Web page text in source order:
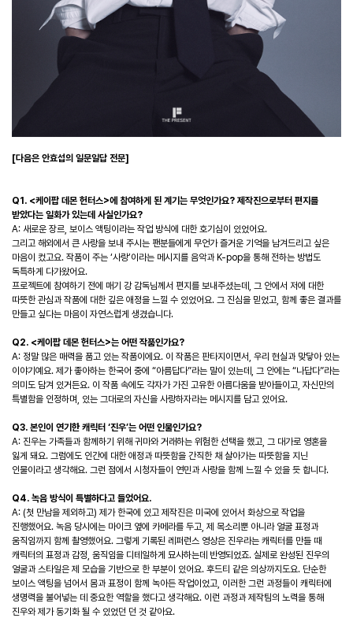
[다음은 안효섭의 일문일답 전문]
Q1. <케이팝 데몬 헌터스>에 참여하게 된 계기는 무엇인가요? 제작진으로부터 편지를
받았다는 일화가 있는데 사실인가요?
A: 새로운 장르, 보이스 액팅이라는 작업 방식에 대한 호기심이 있었어요.
그리고 해외에서 큰 사랑을 보내 주시는 팬분들에게 무언가 즐거운 기억을 남겨드리고 싶은
마음이 컸고요. 작품이 주는 ‘사랑’이라는 메시지를 음악과 K-pop을 통해 전하는 방법도
독특하게 다가왔어요.
프로젝트에 참여하기 전에 매기 강 감독님께서 편지를 보내주셨는데, 그 안에서 저에 대한
따뜻한 관심과 작품에 대한 깊은 애정을 느낄 수 있었어요. 그 진심을 믿었고, 함께 좋은 결과를
만들고 싶다는 마음이 자연스럽게 생겼습니다.
Q2. <케이팝 데몬 헌터스>는 어떤 작품인가요?
A: 정말 많은 매력을 품고 있는 작품이에요. 이 작품은 판타지이면서, 우리 현실과 맞닿아 있는
이야기예요. 제가 좋아하는 한국어 중에 “아름답다”라는 말이 있는데, 그 안에는 “나답다”라는
의미도 담겨 있거든요. 이 작품 속에도 각자가 가진 고유한 아름다움을 받아들이고, 자신만의
특별함을 인정하며, 있는 그대로의 자신을 사랑하자라는 메시지를 담고 있어요.
Q3. 본인이 연기한 캐릭터 ‘진우’는 어떤 인물인가요?
A: 진우는 가족들과 함께하기 위해 귀마와 거래하는 위험한 선택을 했고, 그 대가로 영혼을
잃게 돼요. 그럼에도 인간에 대한 애정과 따뜻함을 간직한 채 살아가는 따뜻함을 지닌
인물이라고 생각해요. 그런 점에서 시청자들이 연민과 사랑을 함께 느낄 수 있을 듯 합니다.
Q4. 녹음 방식이 특별하다고 들었어요.
A: (첫 만남을 제외하고) 제가 한국에 있고 제작진은 미국에 있어서 화상으로 작업을
진행했어요. 녹음 당시에는 마이크 옆에 카메라를 두고, 제 목소리뿐 아니라 얼굴 표정과
움직임까지 함께 촬영했어요. 그렇게 기록된 레퍼런스 영상은 진우라는 캐릭터를 만들 때
캐릭터의 표정과 감정, 움직임을 디테일하게 묘사하는데 반영되었죠. 실제로 완성된 진우의
얼굴과 스타일은 제 모습을 기반으로 한 부분이 있어요. 후드티 같은 의상까지도요. 단순한
보이스 액팅을 넘어서 몸과 표정이 함께 녹아든 작업이었고, 이러한 그런 과정들이 캐릭터에
생명력을 불어넣는 데 중요한 역할을 했다고 생각해요. 이런 과정과 제작팀의 노력을 통해
진우와 제가 동기화 될 수 있었던 던 것 같아요.